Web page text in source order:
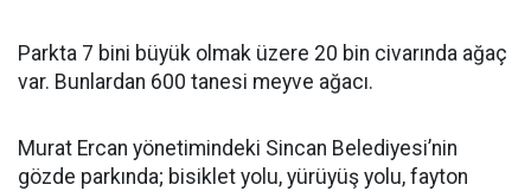
Parkta 7 bini büyük olmak üzere 20 bin civarında ağaç
var. Bunlardan 600 tanesi meyve ağacı.
Murat Ercan yönetimindeki Sincan Belediyesi’nin
gözde parkında; bisiklet yolu, yürüyüş yolu, fayton